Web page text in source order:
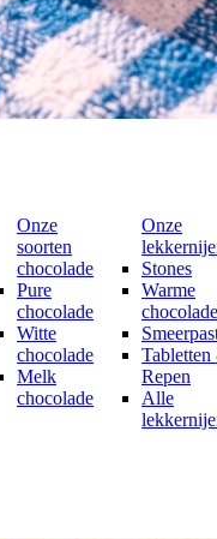
Onze
soorten
chocolade
Pure
chocolade
Witte
chocolade
Melk
chocolade
Onze
Stones
Warme
Repen
Alle